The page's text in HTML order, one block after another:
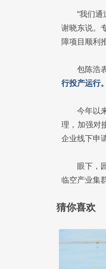
“我们
谢晓东说。
障项目顺利
包陈浩
行投产运行。
今年以
理，加强对
企业线下申
眼下，
临空产业集
猜你喜欢